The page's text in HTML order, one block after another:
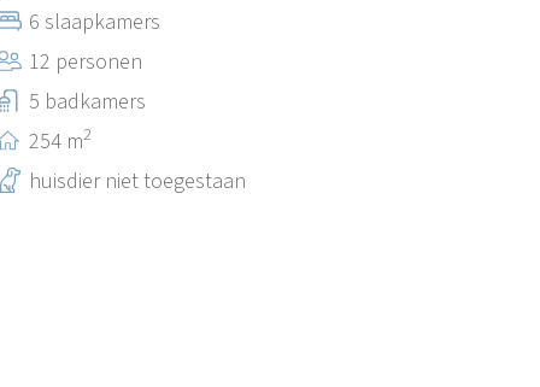
6 slaapkamers
12 personen
5 badkamers
254 m2
huisdier niet toegestaan